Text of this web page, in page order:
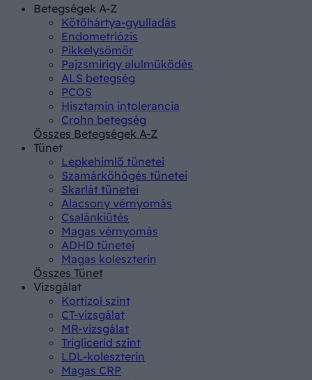
Betegségek A-Z
Kötőhártya-gyulladás
Endometriózis
Pikkelysömör
Pajzsmirigy alulműködés
ALS betegség
PCOS
Hisztamin intolerancia
Crohn betegség
Összes Betegségek A-Z
Tünet
Lepkehimlő tünetei
Szamárköhögés tünetei
Skarlát tünetei
Alacsony vérnyomás
Csalánkiütés
Magas vérnyomás
ADHD tünetei
Magas koleszterin
Összes Tünet
Vizsgálat
Kortizol szint
CT-vizsgálat
MR-vizsgálat
Triglicerid szint
LDL-koleszterin
Magas CRP